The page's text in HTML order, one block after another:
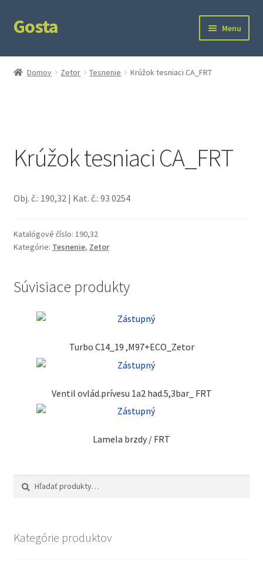
Preskočiť
na
Preskočiť
na
Gosta Menu
Domov
Domov Zetor Tesnenie Krúžok tesniaci CA_FRT
Krúžok tesniaci CA_FRT
Obj. č.: 190,32 | Kat. č.: 93 0254
Katalógové číslo: 190,32
Kategórie: Tesnenie, Zetor
Súvisiace produkty
Turbo C14_19 ,M97+ECO_Zetor
Ventil ovlád.prívesu 1a2 had.5,3bar_ FRT
Lamela brzdy / FRT
Hľadať:
Vyhľadávanie
Kategórie produktov